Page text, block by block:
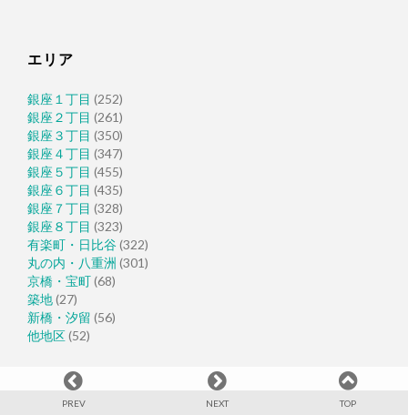
エリア
銀座１丁目 (252)
銀座２丁目 (261)
銀座３丁目 (350)
銀座４丁目 (347)
銀座５丁目 (455)
銀座６丁目 (435)
銀座７丁目 (328)
銀座８丁目 (323)
有楽町・日比谷(322)
丸の内・八重洲 (301)
京橋・宝町(68)
築地(27)
新橋・汐留 (56)
他地区(52)
PREV NEXT TOP